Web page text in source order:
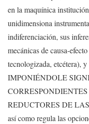
en la maquínica
unidimensiona
indiferenciación, sus
mecánicas de causa-
tecnologizada,
IMPONIÉNDOLE
REDUCTORES DE
así como regula las